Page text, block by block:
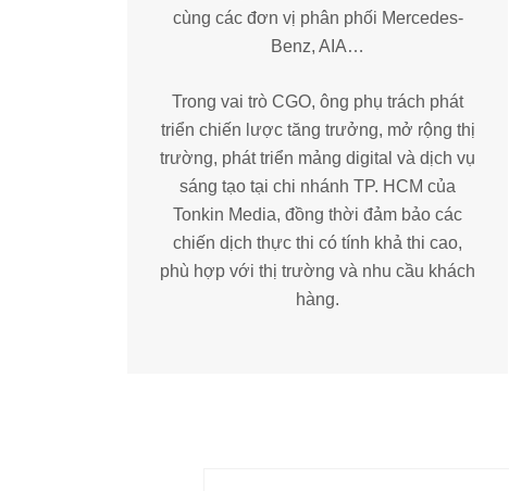
cùng các đơn vị phân phối Mercedes-
Benz, AIA…
Trong vai trò CGO, ông phụ trách phát
triển chiến lược tăng trưởng, mở rộng thị
trường, phát triển mảng digital và dịch vụ
sáng tạo tại chi nhánh TP. HCM của
Tonkin Media, đồng thời đảm bảo các
chiến dịch thực thi có tính khả thi cao,
phù hợp với thị trường và nhu cầu khách
hàng.